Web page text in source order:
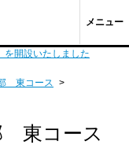
メニュー
を開設いたしました
東コース
>
東コース